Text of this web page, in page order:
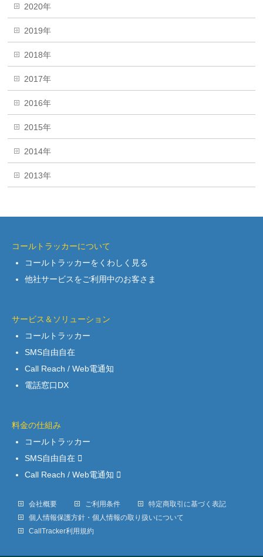
2020年
2019年
2018年
2017年
2016年
2015年
2014年
2013年
コールトラッカーについて
コールトラッカーをくわしく見る
他社サービスをご利用中のお客さま
サービス＆ソリューション
コールトラッカー
SMS自由自在
Call Reach / Web電通知
電話窓口DX
料金の仕組み
コールトラッカー
SMS自由自在
Call Reach / Web電通知
会社概要 ご利用条件
特定商取引に基づく表記
個人情報保護方針・個人情報の取り扱いについて
CallTracker利用規約